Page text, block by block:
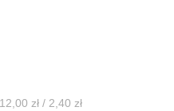
zł / 2,40 zł